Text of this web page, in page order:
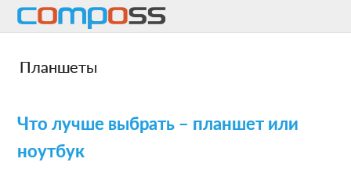
Skip
content
Skip
sidebar
Skip
Планшеты
Что лучше выбрать – планшет или
ноутбук